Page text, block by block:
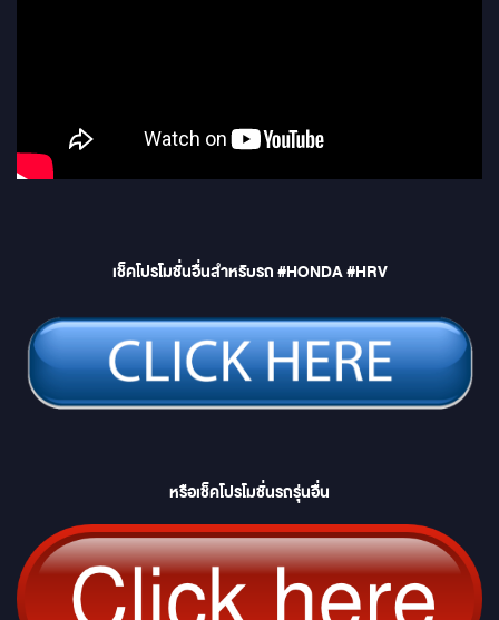
เช็คโปรโมชั่นอื่นสำหรับรถ #HONDA #HRV
หรือเช็คโปรโมชั่นรถรุ่นอื่น